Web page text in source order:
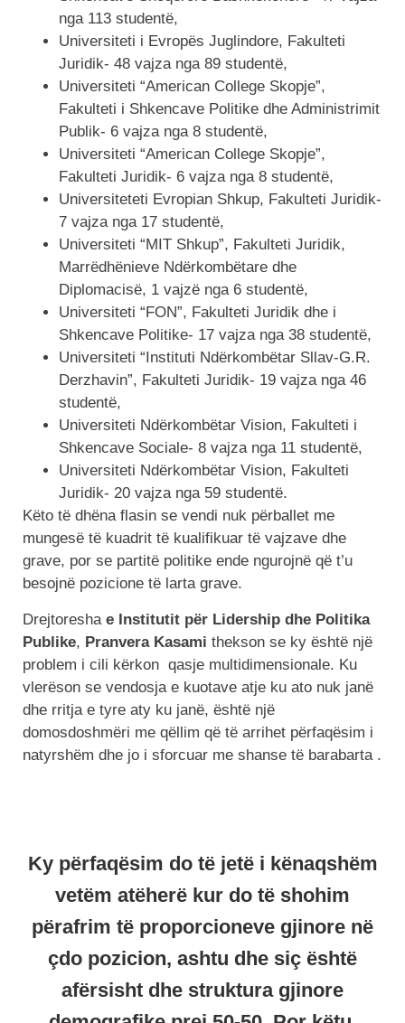
nga 113 studentë,
Universiteti i Evropës Juglindore, Fakulteti
Juridik- 48 vajza nga 89 studentë,
Universiteti “American College Skopje”,
Fakulteti i Shkencave Politike dhe Administrimit
Publik- 6 vajza nga 8 studentë,
Universiteti “American College Skopje”,
Fakulteti Juridik- 6 vajza nga 8 studentë,
Universiteteti Evropian Shkup, Fakulteti Juridik-
7 vajza nga 17 studentë,
Universiteti “MIT Shkup”, Fakulteti Juridik,
Marrëdhënieve Ndërkombëtare dhe
Diplomacisë, 1 vajzë nga 6 studentë,
Universiteti “FON”, Fakulteti Juridik dhe i
Shkencave Politike- 17 vajza nga 38 studentë,
Universiteti “Instituti Ndërkombëtar Sllav-G.R.
Derzhavin”, Fakulteti Juridik- 19 vajza nga 46
studentë,
Universiteti Ndërkombëtar Vision, Fakulteti i
Shkencave Sociale- 8 vajza nga 11 studentë,
Universiteti Ndërkombëtar Vision, Fakulteti
Juridik- 20 vajza nga 59 studentë.
Këto të dhëna flasin se vendi nuk përballet me
mungesë të kuadrit të kualifikuar të vajzave dhe
grave, por se partitë politike ende ngurojnë që t’u
besojnë pozicione të larta grave.
Drejtoresha e Institutit për Lidership dhe Politika
Publike, Pranvera Kasami thekson se ky është një
problem i cili kërkon qasje multidimensionale. Ku
vlerëson se vendosja e kuotave atje ku ato nuk janë
dhe rritja e tyre aty ku janë, është një
domosdoshmëri me qëllim që të arrihet përfaqësim i
natyrshëm dhe jo i sforcuar me shanse të barabarta .
Ky përfaqësim do të jetë i kënaqshëm
vetëm atëherë kur do të shohim
përafrim të proporcioneve gjinore në
çdo pozicion, ashtu dhe siç është
afërsisht dhe struktura gjinore